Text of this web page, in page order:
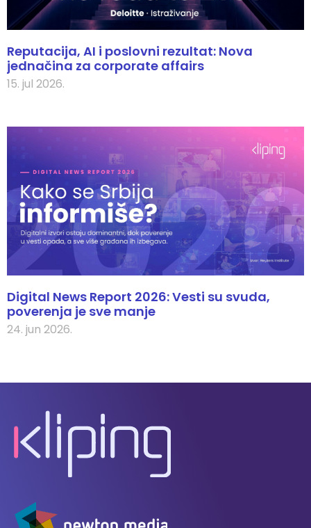
Reputacija, AI i poslovni rezultat: Nova
jednačina za corporate affairs
15. jul 2026.
Digital News Report 2026: Vesti su svuda,
poverenja je sve manje
24. jun 2026.